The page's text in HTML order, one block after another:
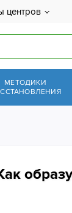
центров
МЕТОДИКИ